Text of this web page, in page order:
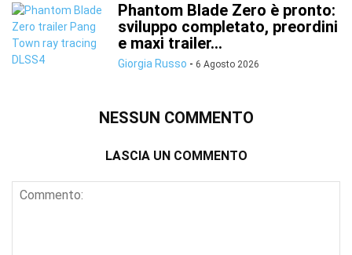
Phantom Blade Zero è pronto:
sviluppo completato, preordini
e maxi trailer...
Giorgia Russo - 6 Agosto 2026
NESSUN COMMENTO
LASCIA UN COMMENTO